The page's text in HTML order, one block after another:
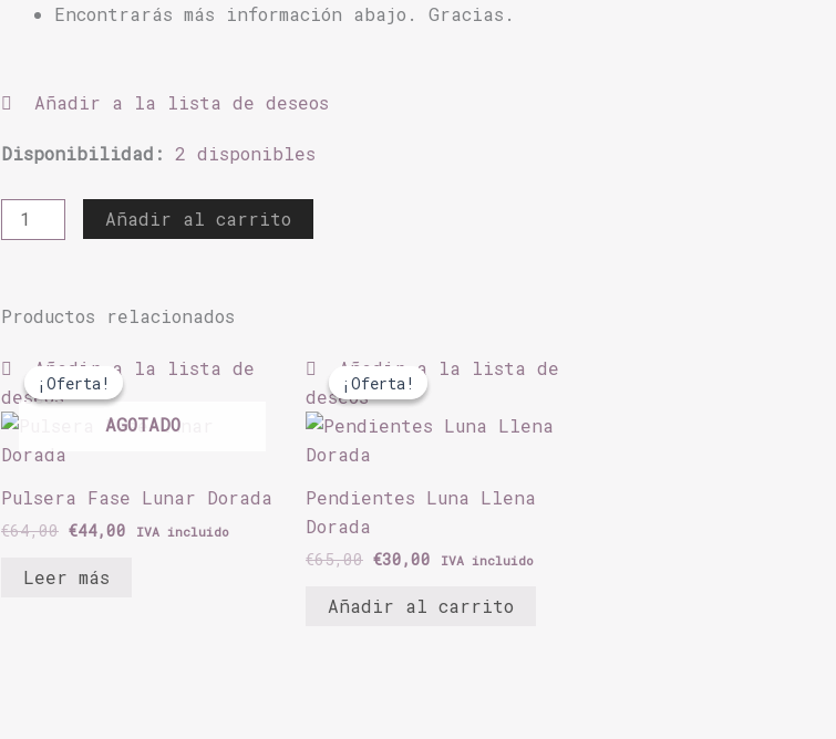
Encontrarás más información abajo. Gracias.
Añadir a la lista de deseos
Disponibilidad: 2 disponibles
Aros
Dorada
cantidad
Añadir al carrito
Productos relacionados
Añadir a la lista de
deseos
¡Oferta!
AGOTADO
¡Oferta!
Pulsera Fase Lunar Dorada
€64,00
precio
original
era:
€64,00.
€44,00
precio
€44,00.
IVA incluido
Leer más
Añadir a la lista de
deseos
¡Oferta!
¡Oferta!
Pendientes Luna Llena
Dorada
€65,00
precio
original
era:
€65,00.
€30,00
precio
€30,00.
IVA incluido
Añadir al carrito